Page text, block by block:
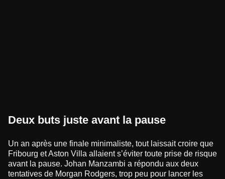
Deux buts juste avant la pause
Un an après une finale minimaliste, tout laissait croire que
Fribourg et Aston Villa allaient s’éviter toute prise de risque
avant la pause. Johan Manzambi a répondu aux deux
tentatives de Morgan Rodgers, trop peu pour lancer les